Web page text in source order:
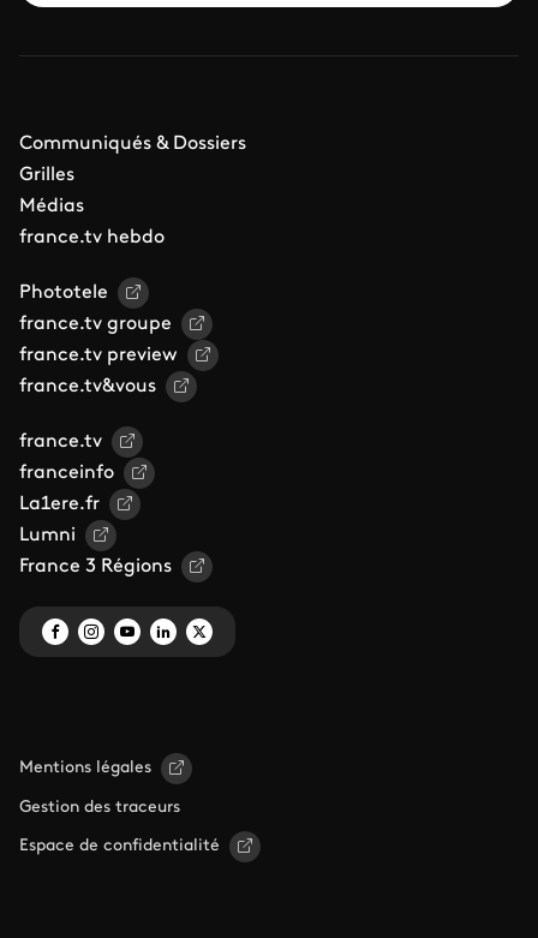
Communiqués & Dossiers
Grilles
Médias
france.tv hebdo
Phototele
france.tv groupe
france.tv preview
france.tv&vous
france.tv
franceinfo
La1ere.fr
Lumni
France 3 Régions
Mentions légales
Gestion des traceurs
Espace de confidentialité